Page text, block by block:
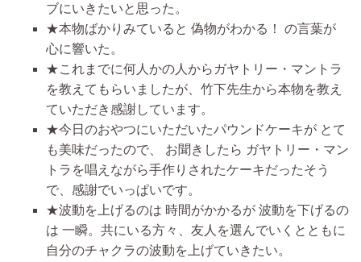
ブにいきたいと思った。
★本物ばかりみていると 偽物がわかる！ の言葉が
心に響いた。
★これまでに何人かの人からガヤトリー・マントラ
を教えてもらいましたが、竹下先生から本物を教え
ていただき感謝しています。
★今日のおやつにいただいたパウンドケーキが とて
も美味だったので、 お聞きしたら ガヤトリー・マン
トラを唱えながら手作りされたケーキだったそう
で、感謝でいっぱいです。
★波動を上げるのは 時間がかかるが 波動を下げるの
は 一瞬。共にいる方々、友人を選んでいくとともに
自分のチャクラの波動を上げていきたい。